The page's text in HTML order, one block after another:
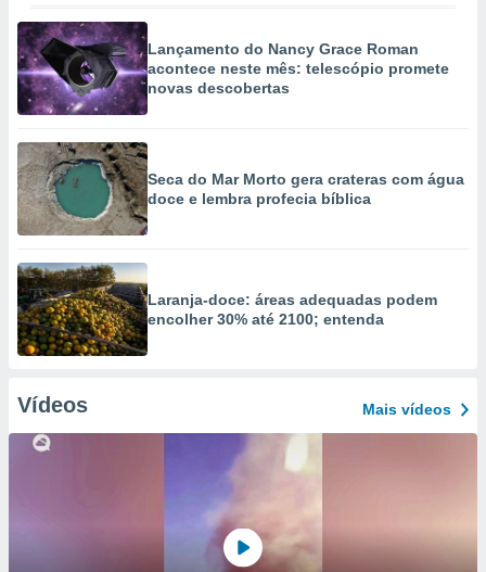
Lançamento do Nancy Grace Roman
acontece neste mês: telescópio promete
novas descobertas
Seca do Mar Morto gera crateras com água
doce e lembra profecia bíblica
Laranja-doce: áreas adequadas podem
encolher 30% até 2100; entenda
Vídeos Mais vídeos